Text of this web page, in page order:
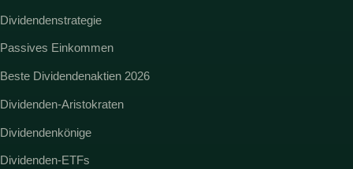
Dividendenstrategie
Passives Einkommen
Beste Dividendenaktien 2026
Dividenden-Aristokraten
Dividendenkönige
Dividenden-ETFs